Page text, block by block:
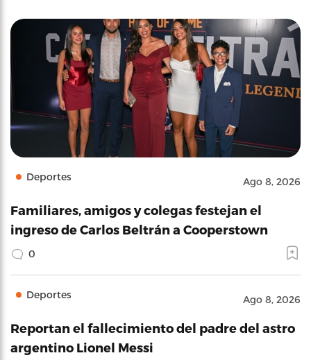
Deportes Ago 8, 2026
Familiares, amigos y colegas festejan el
ingreso de Carlos Beltrán a Cooperstown
0
Deportes Ago 8, 2026
Reportan el fallecimiento del padre del astro
argentino Lionel Messi